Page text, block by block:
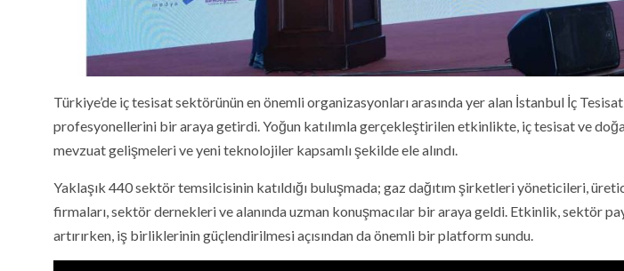
Türkiye’de iç tesisat sektörünün en önemli organizasyonları arasında yer alan İstanbul İç
profesyonellerini bir araya getirdi. Yoğun katılımla gerçekleştirilen etkinlikte, iç tesisat ve
mevzuat gelişmeleri ve yeni teknolojiler kapsamlı şekilde ele alındı.
Yaklaşık 440 sektör temsilcisinin katıldığı buluşmada; gaz dağıtım şirketleri yöneticileri,
firmaları, sektör dernekleri ve alanında uzman konuşmacılar bir araya geldi. Etkinlik, sektör
artırırken, iş birliklerinin güçlendirilmesi açısından da önemli bir platform sundu.